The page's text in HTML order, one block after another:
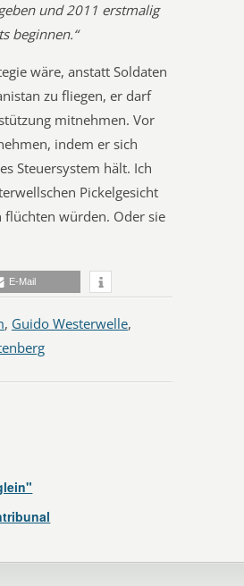
und 2011 erstmalig
beginnen.“
wäre, anstatt Soldaten
zu fliegen, er darf
mitnehmen. Vor
indem er sich
Steuersystem hält. Ich
Pickelgesicht
flüchten würden. Oder sie
E-Mail
, Guido Westerwelle,